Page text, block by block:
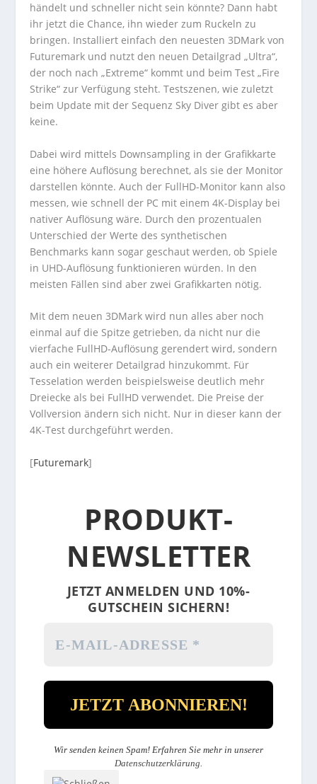
händelt und schneller nicht sein könnte? Dann habt
ihr jetzt die Chance, ihn wieder zum Ruckeln zu
bringen. Installiert einfach den neuesten 3DMark von
Futuremark und nutzt den neuen Detailgrad „Ultra“,
der noch nach „Extreme“ kommt und beim Test „Fire
Strike“ zur Verfügung steht. Testszenen, wie zuletzt
beim Update mit der Sequenz Sky Diver gibt es aber
keine.
Dabei wird mittels Downsampling in der Grafikkarte
eine höhere Auflösung berechnet, als sie der Monitor
darstellen könnte. Auch der FullHD-Monitor kann also
messen, wie schnell der PC mit einem 4K-Display bei
nativer Auflösung wäre. Durch den prozentualen
Unterschied der Werte des synthetischen
Benchmarks kann sogar geschaut werden, ob Spiele
in UHD-Auflösung funktionieren würden. In den
meisten Fällen sind aber zwei Grafikkarten nötig.
Mit dem neuen 3DMark wird nun alles aber noch
einmal auf die Spitze getrieben, da nicht nur die
vierfache FullHD-Auflösung gerendert wird, sondern
auch ein weiterer Detailgrad hinzukommt. Für
Tesselation werden beispielsweise deutlich mehr
Dreiecke als bei FullHD verwendet. Die Preise der
Vollversion ändern sich nicht. Nur in dieser kann der
4K-Test durchgeführt werden.
[Futuremark]
PRODUKT-
NEWSLETTER
JETZT ANMELDEN UND 10%-
GUTSCHEIN SICHERN!
Wir senden keinen Spam! Erfahren Sie mehr in unserer
Datenschutzerklärung